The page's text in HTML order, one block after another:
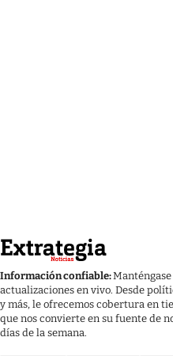
Información confiable:
actualizaciones en vivo. Desde
y más, le ofrecemos cobertura en
que nos convierte en su fuente de
días de la semana.